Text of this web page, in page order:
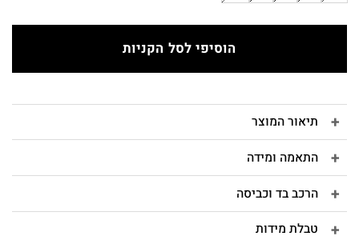
הוסיפי לסל הקניות
תיאור המוצר
התאמה ומידה
הרכב בד וכביסה
טבלת מידות